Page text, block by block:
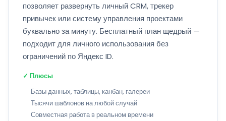
позволяет развернуть личный CRM, трекер
привычек или систему управления проектами
буквально за минуту. Бесплатный план щедрый —
подходит для личного использования без
ограничений по Яндекс ID.
✓ Плюсы
Базы данных, таблицы, канбан, галереи
Тысячи шаблонов на любой случай
Совместная работа в реальном времени